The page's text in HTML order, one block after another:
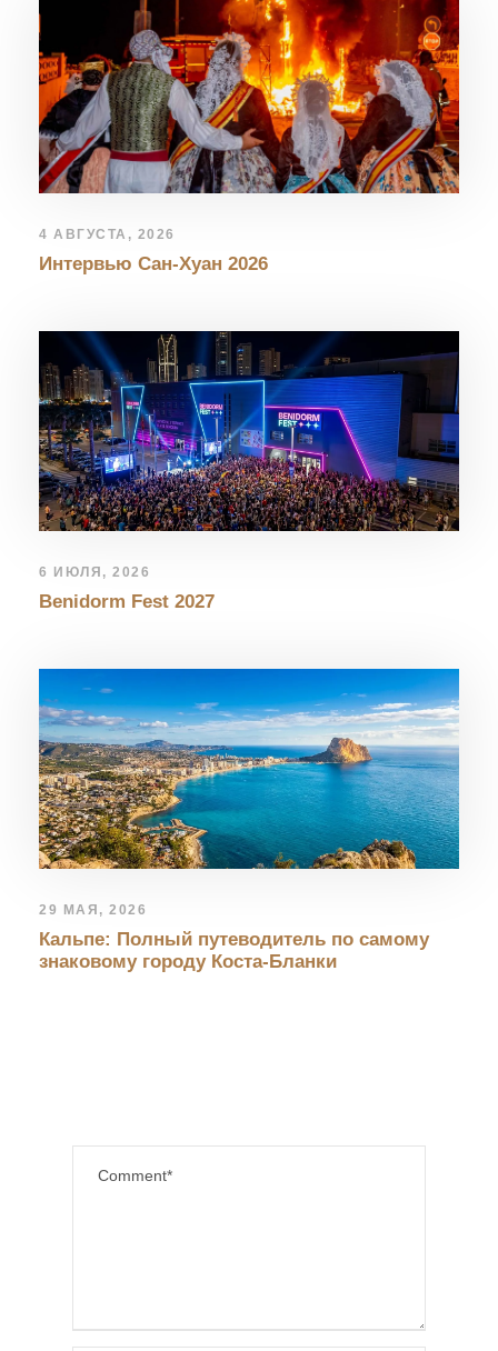
4 АВГУСТА, 2026
Интервью Сан-Хуан 2026
6 ИЮЛЯ, 2026
Benidorm Fest 2027
29 МАЯ, 2026
Кальпе: Полный путеводитель по самому
знаковому городу Коста-Бланки